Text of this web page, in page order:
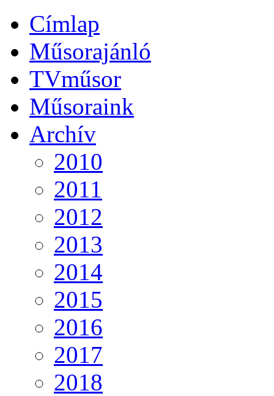
Címlap
Műsorajánló
TVműsor
Műsoraink
Archív
2010
2011
2012
2013
2014
2015
2016
2017
2018